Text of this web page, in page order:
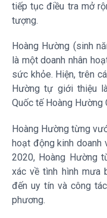
tiếp tục điều tra mở
tượng.
Hoàng Hường (sinh
là một doanh nhân
sức khỏe. Hiện, trên
Hường tự giới thiệu
Quốc tế Hoàng
Hoàng Hường từng
hoạt động kinh doanh
2020, Hoàng Hường
xác về tình hình mưa
đến uy tín và công
phương.